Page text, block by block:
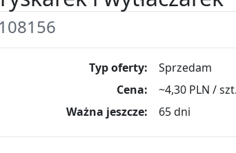
Typ oferty:
Sprzedam
Cena:
~4,30 PLN / szt.
Ważna jeszcze:
65 dni